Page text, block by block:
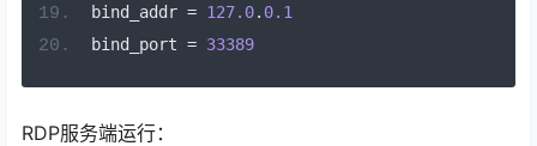
bind_addr = 127.0. 0.1
bind_port = 33389
RDP服务端运行：